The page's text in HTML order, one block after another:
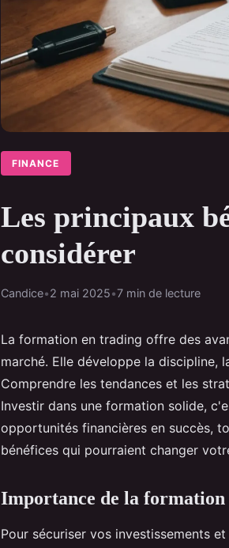
FINANCE
Les principaux
considérer
Candice•2 mai 2025•7 min de lecture
La formation en trading offre des
marché. Elle développe la discipline,
Comprendre les tendances et les
Investir dans une formation solide,
opportunités financières en succès,
bénéfices qui pourraient changer
Importance de la
Pour sécuriser vos investissements